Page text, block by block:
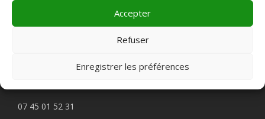
Accepter
Refuser
Enregistrer les préférences
Pôle 22 bis impasse Bonnabaud
63000 Clermont-Ferrand
07 45 01 52 31